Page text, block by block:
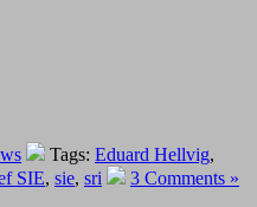
Tags: Eduard Hellvig,
SIE, sie, sri 3 Comments »